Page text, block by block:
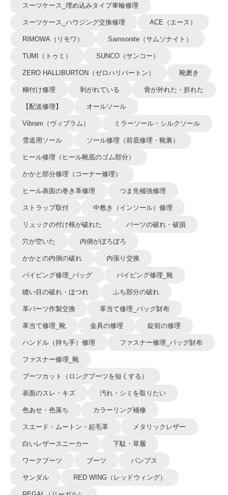
スーツケース_埋め込みタイプ車輪修理
スーツケース_ハウジング交換修理 ACE（エース）
RIMOWA（リモワ） Samsonite（サムソナイト）
TUMI（トゥミ） SUNCO（サンコー）
ZERO HALLIBURTON（ゼロハリバートン） 靴磨き
糊付け修理 剥がれている 骨が外れた・折れた
【配送修理】 オールソール
Vibram（ヴィブラム） ミラーソール・シルクソール
雪道用ソール ソール修理（前底修理・靴裏）
ヒール修理（ヒール靴底のゴム部分）
かかと部分修理（コーナー修理）
ヒール表面の巻き革修理 つま先補強修理
ストラップ取付 中敷き（インソール）修理
リュックの付け根が破れた パーツの破れ・破損
穴が空いた 内側がぼろぼろ
かかとの内側の破れ 内張り交換
パイピング修理_バッグ パイピング修理_靴
縫い目の破れ・ほつれ ふち部分の破れ
革パーツ作製交換 革当て修理_バッグ財布
革当て修理_靴 金具の修理 錠前の修理
ハンドル（持ち手）修理 ファスナー修理_バッグ財布
ファスナー修理_靴
ブーツカット（ロングブーツを短くする）
表面のスレ・キズ 汚れ・シミを取りたい
色あせ・色落ち カラーリング補修
スエード・ムートン・起毛革 メタリックレザー
白いレザースニーカー 下駄・草履
ワークブーツ ブーツ パンプス
サンダル RED WING（レッドウィング）